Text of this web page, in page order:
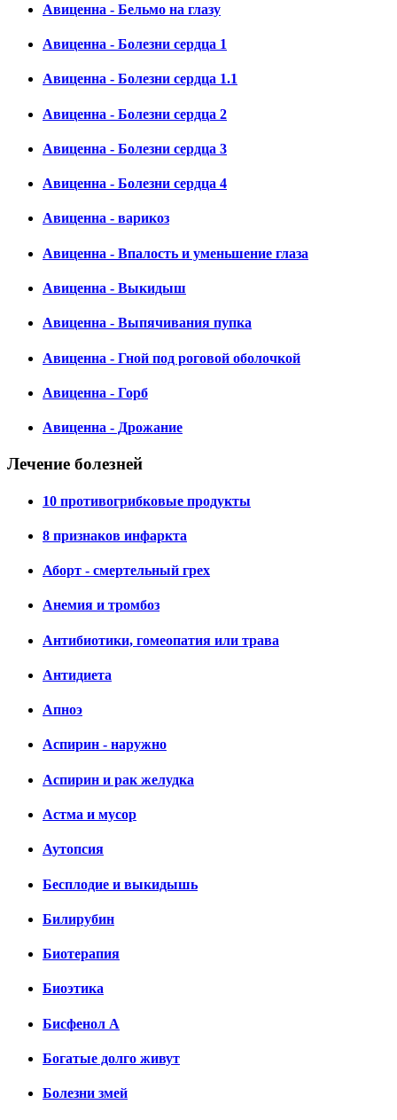
Авиценна - Бельмо на глазу
Авиценна - Болезни сердца 1
Авиценна - Болезни сердца 1.1
Авиценна - Болезни сердца 2
Авиценна - Болезни сердца 3
Авиценна - Болезни сердца 4
Авиценна - варикоз
Авиценна - Впалость и уменьшение глаза
Авиценна - Выкидыш
Авиценна - Выпячивания пупка
Авиценна - Гной под роговой оболочкой
Авиценна - Горб
Авиценна - Дрожание
Лечение болезней
10 противогрибковые продукты
8 признаков инфаркта
Аборт - смертельный грех
Анемия и тромбоз
Антибиотики, гомеопатия или трава
Антидиета
Апноэ
Аспирин - наружно
Аспирин и рак желудка
Астма и мусор
Аутопсия
Бесплодие и выкидышь
Билирубин
Биотерапия
Биоэтика
Бисфенол А
Богатые долго живут
Болезни змей